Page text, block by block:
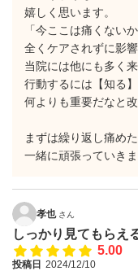
嬉しく思います。
「今ここは痛くない
全くケアされずに影
当院には他にも多く
行動するには【知る
何よりも重要だなと
まずは繰り返し痛め
一緒に頑張っていきま
孝也 さん
しっかり見てもらえ
5.00
投稿日 2024/12/10